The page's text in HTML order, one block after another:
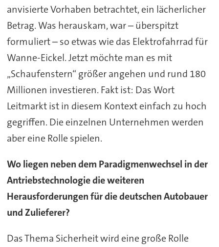
anvisierte Vorhaben betrachtet, ein lächerlicher
Betrag. Was herauskam, war – überspitzt
formuliert – so etwas wie das Elektrofahrrad für
Wanne-Eickel. Jetzt möchte man es mit
„Schaufenstern“ größer angehen und rund 180
Millionen investieren. Fakt ist: Das Wort
Leitmarkt ist in diesem Kontext einfach zu hoch
gegriffen. Die einzelnen Unternehmen werden
aber eine Rolle spielen.
Wo liegen neben dem Paradigmenwechsel in der
Antriebstechnologie die weiteren
Herausforderungen für die deutschen Autobauer
und Zulieferer?
Das Thema Sicherheit wird eine große Rolle